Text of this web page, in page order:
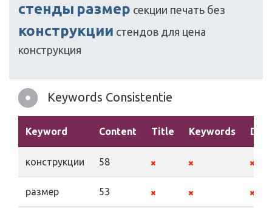
стенды размер секции печать без
конструкции стендов для цена
конструкция
Keywords Consistentie
Keyword Content Title Keywords
конструкции 58
размер 53